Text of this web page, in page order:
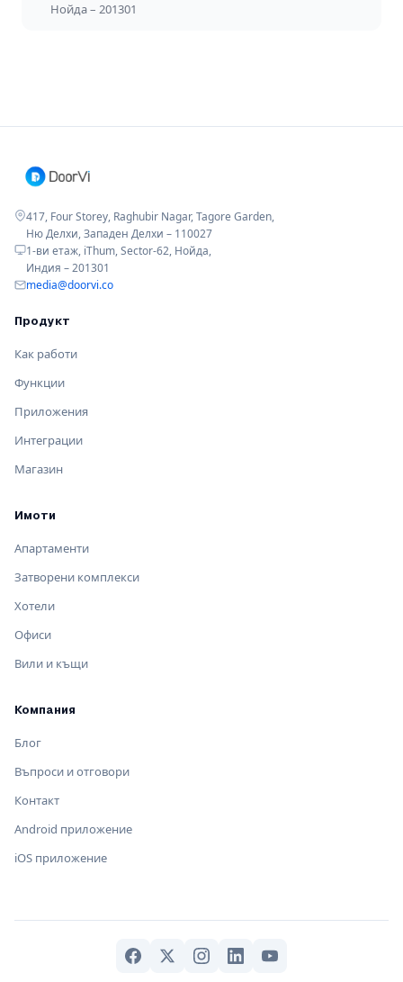
Нойда – 201301
417, Four Storey, Raghubir Nagar, Tagore Garden,
Ню Делхи, Западен Делхи – 110027
1-ви етаж, iThum, Sector-62, Нойда,
Индия – 201301
media@doorvi.co
Продукт
Как работи
Функции
Приложения
Интеграции
Магазин
Имоти
Апартаменти
Затворени комплекси
Хотели
Офиси
Вили и къщи
Компания
Блог
Въпроси и отговори
Контакт
Android приложение
iOS приложение